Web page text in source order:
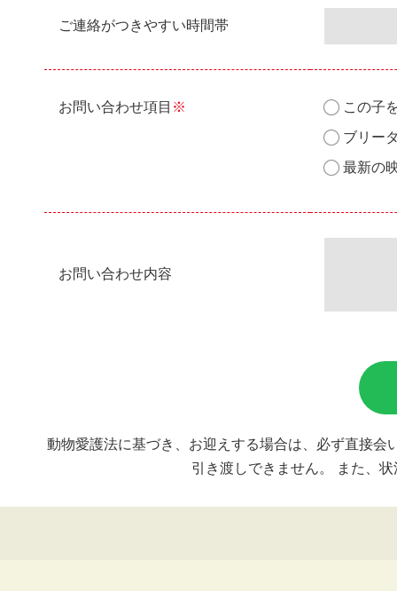
ご連絡がつきやすい時間帯
お問い合わせ項目 ※
この子
ブリー
最新の
お問い合わせ内容
動物愛護法に基づき、お迎えする場合は、必ず直接
引き渡しできません。 また、